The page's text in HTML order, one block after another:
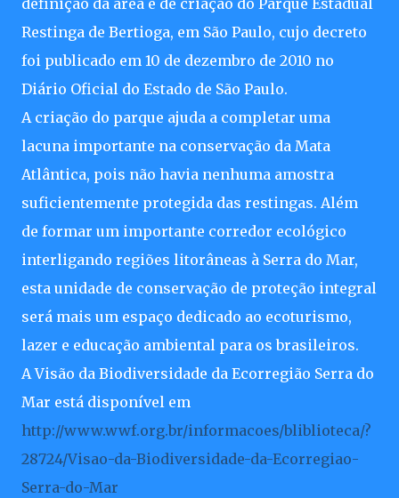
definição da área e de criação do Parque Estadual
Restinga de Bertioga, em São Paulo, cujo decreto
foi publicado em 10 de dezembro de 2010 no
Diário Oficial do Estado de São Paulo.
A criação do parque ajuda a completar uma
lacuna importante na conservação da Mata
Atlântica, pois não havia nenhuma amostra
suficientemente protegida das restingas. Além
de formar um importante corredor ecológico
interligando regiões litorâneas à Serra do Mar,
esta unidade de conservação de proteção integral
será mais um espaço dedicado ao ecoturismo,
lazer e educação ambiental para os brasileiros.
A Visão da Biodiversidade da Ecorregião Serra do
Mar está disponível em
http://www.wwf.org.br/informacoes/bliblioteca/?
28724/Visao-da-Biodiversidade-da-Ecorregiao-
Serra-do-Mar